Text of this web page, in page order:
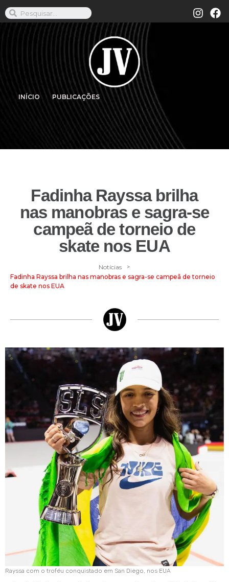
INÍCIO PUBLICAÇÕES
Fadinha Rayssa brilha
nas manobras e sagra-se
campeã de torneio de
skate nos EUA
Notícias >
Fadinha Rayssa brilha nas manobras e sagra-se campeã de torneio
de skate nos EUA
Rayssa com o troféu conquistado em San Diego, nos EUA